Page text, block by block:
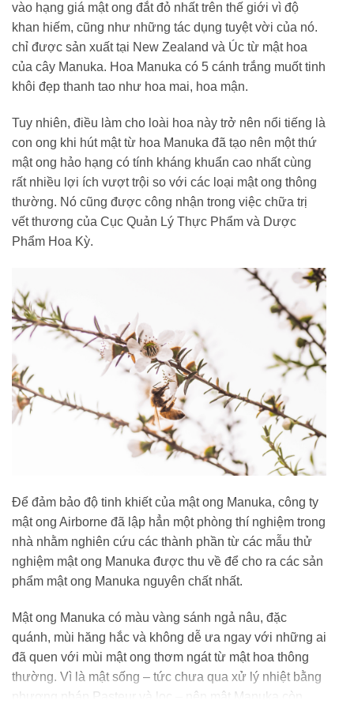
vào hạng giá mật ong đắt đỏ nhất trên thế giới vì độ
khan hiếm, cũng như những tác dụng tuyệt vời của nó.
chỉ được sản xuất tại New Zealand và Úc từ mật hoa
của cây Manuka. Hoa Manuka có 5 cánh trắng muốt tinh
khôi đẹp thanh tao như hoa mai, hoa mận.
Tuy nhiên, điều làm cho loài hoa này trở nên nổi tiếng là
con ong khi hút mật từ hoa Manuka đã tạo nên một thứ
mật ong hảo hạng có tính kháng khuẩn cao nhất cùng
rất nhiều lợi ích vượt trội so với các loại mật ong thông
thường. Nó cũng được công nhận trong việc chữa trị
vết thương của Cục Quản Lý Thực Phẩm và Dược
Phẩm Hoa Kỳ.
Để đảm bảo độ tinh khiết của mật ong Manuka, công ty
mật ong Airborne đã lập hẳn một phòng thí nghiệm trong
nhà nhằm nghiên cứu các thành phần từ các mẫu thử
nghiệm mật ong Manuka được thu về để cho ra các sản
phẩm mật ong Manuka nguyên chất nhất.
Mật ong Manuka có màu vàng sánh ngả nâu, đặc
quánh, mùi hăng hắc và không dễ ưa ngay với những ai
đã quen với mùi mật ong thơm ngát từ mật hoa thông
thường. Vì là mật sống – tức chưa qua xử lý nhiệt bằng
phương pháp Pasteur và lọc – nên mật Manuka còn